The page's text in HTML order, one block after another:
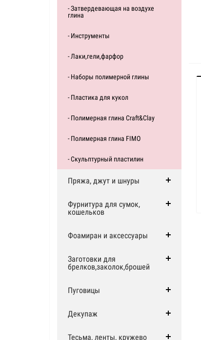
- Затвердевающая на воздухе
глина
- Инструменты
- Лаки,гели,фарфор
- Наборы полимерной глины
- Пластика для кукол
- Полимерная глина Craft&Clay
- Полимерная глина FIMO
- Скульптурный пластилин
Пряжа, джут и шнуры
Фурнитура для сумок,
кошельков
Фоамиран и аксессуары
Заготовки для
брелков,заколок,брошей
Пуговицы
Декупаж
Тесьма, ленты, кружево